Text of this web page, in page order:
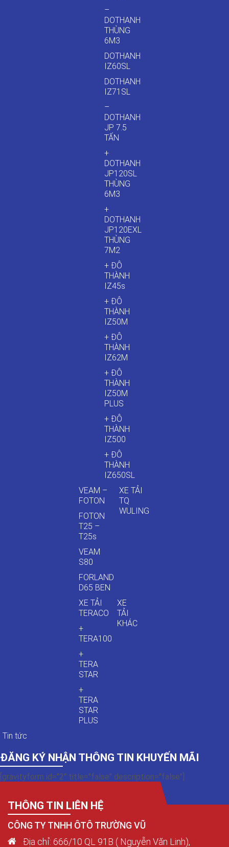
–
DOTHANH
THÙNG
6M3
DOTHANH
IZ60SL
DOTHANH
IZ71SL
–
DOTHANH
JP 7.5
TẤN
+
DOTHANH
JP120SL
THÙNG
6M3
+
DOTHANH
JP120EXL
THÙNG
7M2
+ ĐÔ
THÀNH
IZ45s
+ ĐÔ
THÀNH
IZ50M
+ ĐÔ
THÀNH
IZ62M
+ ĐÔ
THÀNH
IZ50M
PLUS
+ ĐÔ
THÀNH
IZ500
+ ĐÔ
THÀNH
IZ650SL
VEAM –
FOTON
FOTON
T25 –
T25s
VEAM
S80
FORLAND
D65 BEN
XE TẢI
TQ
WULING
XE TẢI
TERACO
+
TERA100
+
TERA
STAR
+
TERA
STAR
PLUS
XE
TẢI
KHÁC
Tin tức
ĐĂNG KÝ NHẬN THÔNG TIN KHUYẾN MÃI
[gravityform id="2" title="false" description="false"]
THÔNG TIN LIÊN HỆ
CÔNG TY TNHH ÔTÔ TRƯỜNG VŨ
Địa chỉ: 666/10 QL 91B ( Nguyễn Văn Linh),